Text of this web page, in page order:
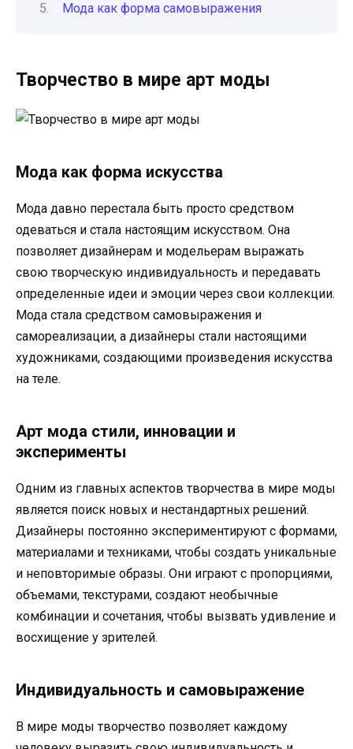
Мода как форма самовыражения
Творчество в мире арт моды
Мода как форма искусства
Мода давно перестала быть просто средством
одеваться и стала настоящим искусством. Она
позволяет дизайнерам и модельерам выражать
свою творческую индивидуальность и передавать
определенные идеи и эмоции через свои коллекции.
Мода стала средством самовыражения и
самореализации, а дизайнеры стали настоящими
художниками, создающими произведения искусства
на теле.
Арт мода стили, инновации и
эксперименты
Одним из главных аспектов творчества в мире моды
является поиск новых и нестандартных решений.
Дизайнеры постоянно экспериментируют с формами,
материалами и техниками, чтобы создать уникальные
и неповторимые образы. Они играют с пропорциями,
объемами, текстурами, создают необычные
комбинации и сочетания, чтобы вызвать удивление и
восхищение у зрителей.
Индивидуальность и самовыражение
В мире моды творчество позволяет каждому